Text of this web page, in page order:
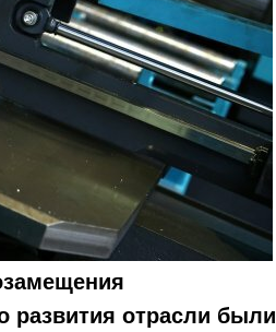
развития отрасли были